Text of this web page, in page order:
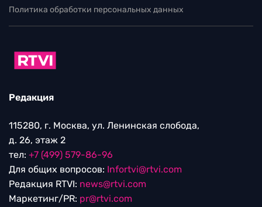
Политика обработки персональных данных
Редакция
115280, г. Москва, ул. Ленинская слобода,
д. 26, этаж 2
тел: +7 (499) 579-86-96
Для общих вопросов: Infortvi@rtvi.com
Редакция RTVI: news@rtvi.com
Маркетинг/PR: pr@rtvi.com